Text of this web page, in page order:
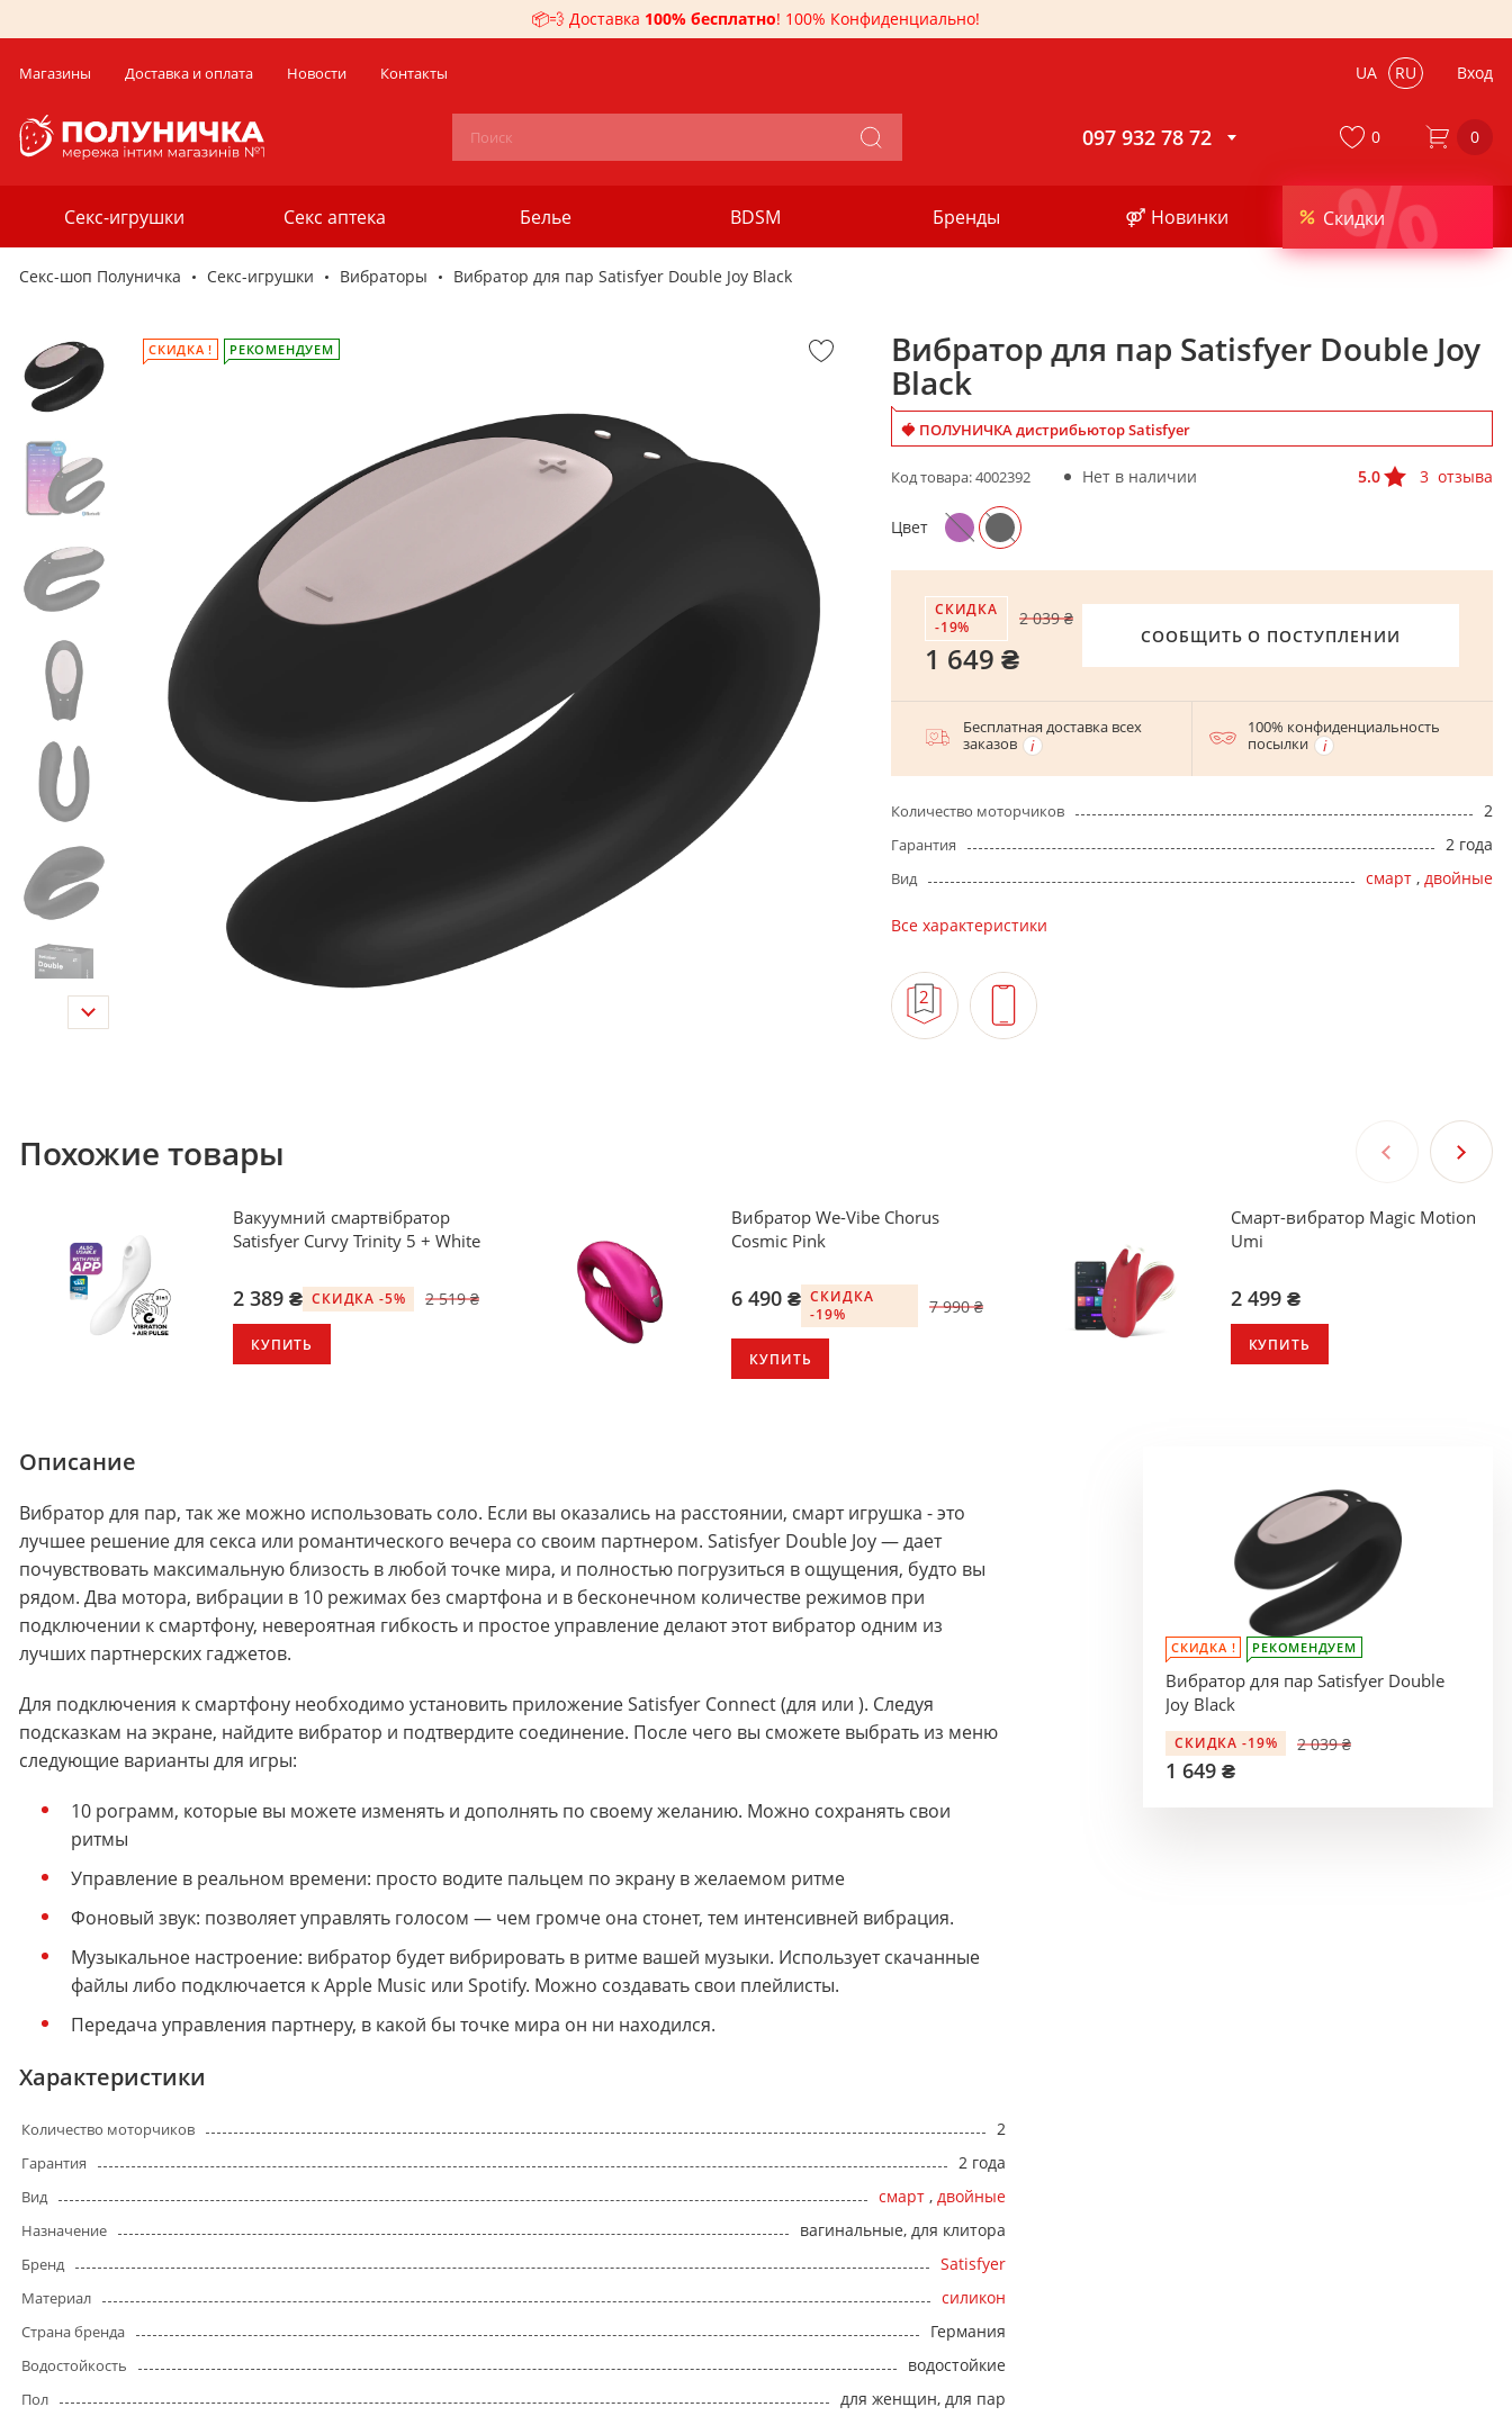
📦💨 Доставка 100% бесплатно! 100% Конфиденциально!
Магазины Доставка и оплата Новости Контакты UA RU Вход
097 932 78 72 0
Секс-игрушки Секс аптека Белье BDSM Бренды ⚤ Новинки %
Скидки
0
Секс-шоп Полуничка Секс-игрушки Вибраторы Вибратор для пар Satisfyer Double Joy Black
СКИДКА ! РЕКОМЕНДУЕМ Вибратор для пар Satisfyer Double Joy
Black
🍓 ПОЛУНИЧКА дистрибьютор Satisfyer
Код товара:4002392 Нет в наличии 5.0 3 отзыва
Цвет
СООБЩИТЬ О ПОСТУПЛЕНИИ
СКИДКА
-19%
2 039 ₴
1 649 ₴
Бесплатная доставка всех
заказов
100% конфиденциальность
посылки
Количество моторчиков 2
Гарантия 2 года
Вид смарт , двойные
Все характеристики
Похожие товары
Вакуумний смартвібратор
Satisfyer Curvy Trinity 5 + White
СКИДКА -5% 2 519 ₴
2 389 ₴
КУПИТЬ
Вибратор We-Vibe Chorus
Cosmic Pink
СКИДКА
-19%
7 990 ₴
6 490 ₴
КУПИТЬ
Смарт-вибратор Magic Motion
Umi
2 499 ₴
КУПИТЬ
Описание
Вибратор для пар, так же можно использовать соло. Если вы оказались на расстоянии, смарт игрушка - это
лучшее решение для секса или романтического вечера со своим партнером. Satisfyer Double Joy — дает
почувствовать максимальную близость в любой точке мира, и полностью погрузиться в ощущения, будто вы
рядом. Два мотора, вибрации в 10 режимах без смартфона и в бесконечном количестве режимов при
подключении к смартфону, невероятная гибкость и простое управление делают этот вибратор одним из
лучших партнерских гаджетов.
Для подключения к смартфону необходимо установить приложение Satisfyer Connect (для или ). Следуя
подсказкам на экране, найдите вибратор и подтвердите соединение. После чего вы сможете выбрать из меню
следующие варианты для игры:
10 рограмм, которые вы можете изменять и дополнять по своему желанию. Можно сохранять свои
ритмы
Управление в реальном времени: просто водите пальцем по экрану в желаемом ритме
Фоновый звук: позволяет управлять голосом — чем громче она стонет, тем интенсивней вибрация.
Музыкальное настроение: вибратор будет вибрировать в ритме вашей музыки. Использует скачанные
файлы либо подключается к Apple Music или Spotify. Можно создавать свои плейлисты.
Передача управления партнеру, в какой бы точке мира он ни находился.
Характеристики
Количество моторчиков 2
Гарантия 2 года
Вид смарт , двойные
Назначение вагинальные, для клитора
Бренд Satisfyer
Материал силикон
Страна бренда Германия
Водостойкость водостойкие
Пол для женщин, для пар
СКИДКА ! РЕКОМЕНДУЕМ
Вибратор для пар Satisfyer Double
Joy Black
СКИДКА -19% 2 039 ₴
1 649 ₴